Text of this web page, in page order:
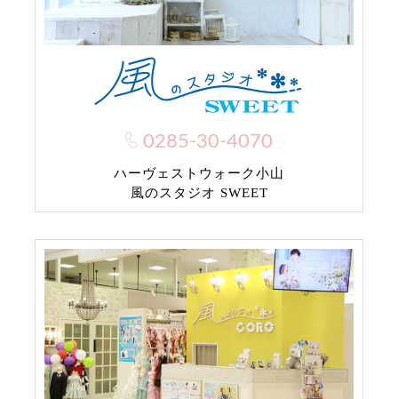
0285-30-4070
ハーヴェストウォーク小山
風のスタジオ SWEET